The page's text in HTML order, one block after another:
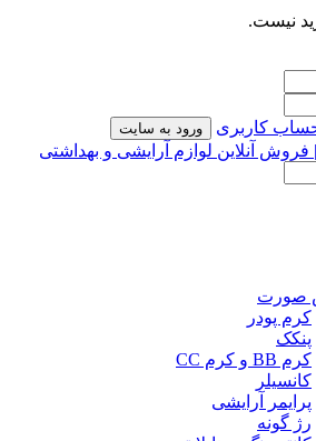
نیست.
حساب کاربری ورود به سایت
صورت
کرم پودر
پنکک
کرم BB و کرم CC
کانسیلر
پرایمر آرایشی
رژ گونه